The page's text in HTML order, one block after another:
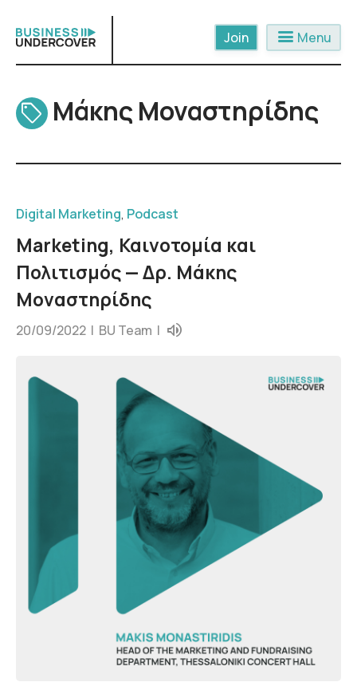
content
menu Menu
Μάκης Μοναστηρίδης
Digital Marketing, Podcast
Marketing, Καινοτομία και
Πολιτισμός — Δρ. Μάκης
Μοναστηρίδης
20/09/2022 | BU Team |